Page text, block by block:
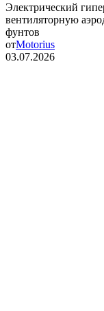
Электрический
вентиляторную
фунтов
отMotorius
03.07.2026